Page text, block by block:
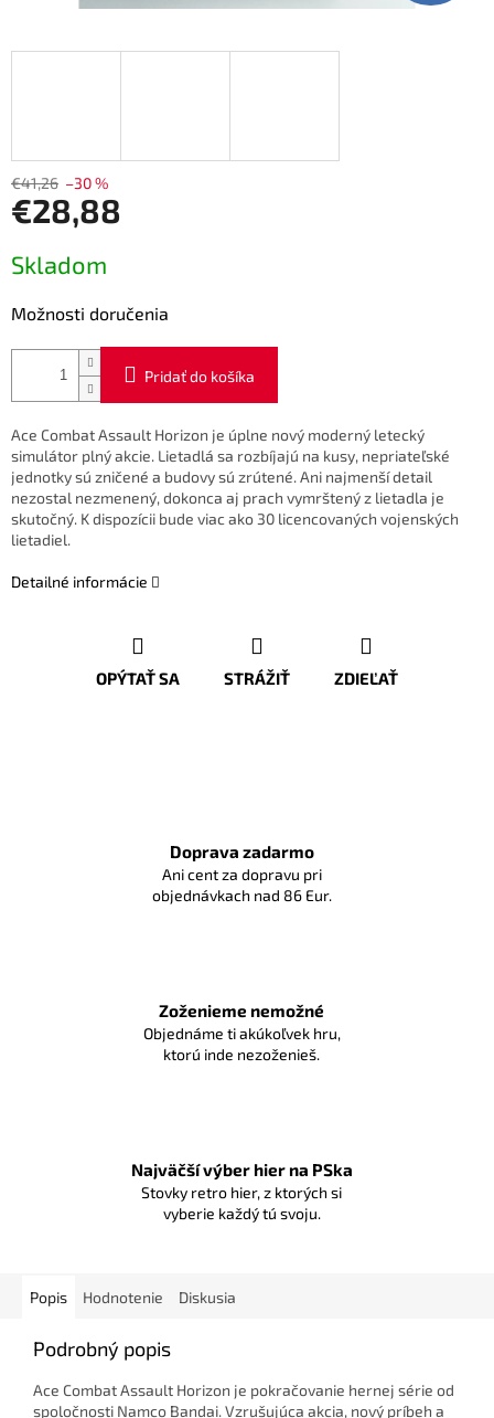
€41,26 –30 %
€28,88
cena:
Skladom
Možnosti doručenia
Pridať do košíka
Ace Combat Assault Horizon je úplne nový moderný letecký
simulátor plný akcie. Lietadlá sa rozbíjajú na kusy, nepriateľské
jednotky sú zničené a budovy sú zrútené. Ani najmenší detail
nezostal nezmenený, dokonca aj prach vymrštený z lietadla je
skutočný. K dispozícii bude viac ako 30 licencovaných vojenských
lietadiel.
Detailné informácie
OPÝTAŤ SA STRÁŽIŤ ZDIEĽAŤ
Doprava zadarmo
Ani cent za dopravu pri
objednávkach nad 86 Eur.
Zoženieme nemožné
Objednáme ti akúkoľvek hru,
ktorú inde nezoženieš.
Najväčší výber hier na PSka
Stovky retro hier, z ktorých si
vyberie každý tú svoju.
Popis Hodnotenie Diskusia
Podrobný popis
Ace Combat Assault Horizon je pokračovanie hernej série od
spoločnosti Namco Bandai. Vzrušujúca akcia, nový príbeh a